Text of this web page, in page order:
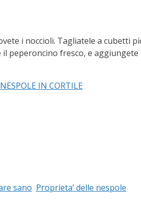
i noccioli. Tagliatele a
peperoncino fresco, e
sano Proprieta’ delle nespole